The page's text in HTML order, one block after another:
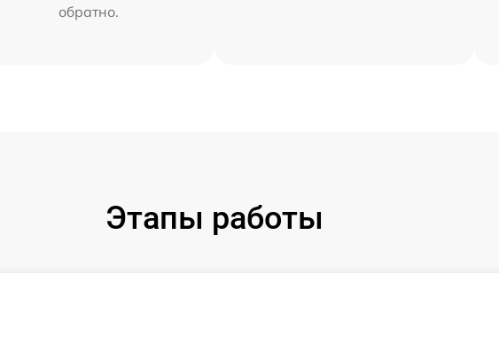
обратно.
Этапы работы